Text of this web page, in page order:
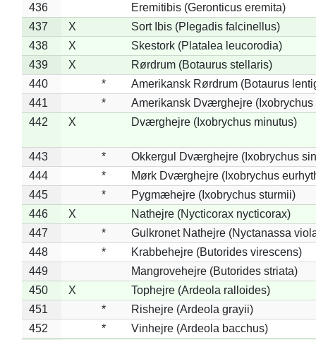
436
Eremitibis (Geronticus eremita)
437
X
Sort Ibis (Plegadis falcinellus)
438
X
Skestork (Platalea leucorodia)
439
X
Rørdrum (Botaurus stellaris)
440
*
Amerikansk Rørdrum (Botaurus
441
*
Amerikansk Dværghejre (Ixobrychus
442
X Dværghejre (Ixobrychus minutus)
443 *
Okkergul Dværghejre (Ixobrychus
444
*
Mørk Dværghejre (Ixobrychus
445
*
Pygmæhejre (Ixobrychus sturmii)
446
X
Nathejre (Nycticorax nycticorax)
447
*
Gulkronet Nathejre (Nyctanassa
448
*
Krabbehejre (Butorides virescens)
449
Mangrovehejre (Butorides striata)
450
X
Tophejre (Ardeola ralloides)
451
*
Rishejre (Ardeola grayii)
452
*
Vinhejre (Ardeola bacchus)